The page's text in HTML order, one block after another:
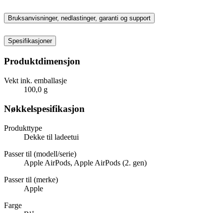
Bruksanvisninger, nedlastinger, garanti og support
Spesifikasjoner
Produktdimensjon
Vekt ink. emballasje
100,0 g
Nøkkelspesifikasjon
Produkttype
Dekke til ladeetui
Passer til (modell/serie)
Apple AirPods, Apple AirPods (2. gen)
Passer til (merke)
Apple
Farge